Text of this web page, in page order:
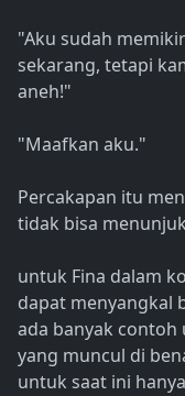
"Aku sudah
sekarang, tetapi
aneh!"
"Maafkan aku."
Percakapan itu
tidak bisa
untuk Fina dalam
dapat menyangkal
ada banyak
yang muncul di
untuk saat ini